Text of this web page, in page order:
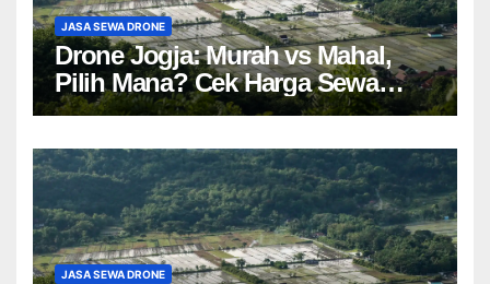
JASA SEWA DRONE
Drone Jogja: Murah vs Mahal,
Pilih Mana? Cek Harga Sewa
Drone Yogyakarta!
JASA SEWA DRONE